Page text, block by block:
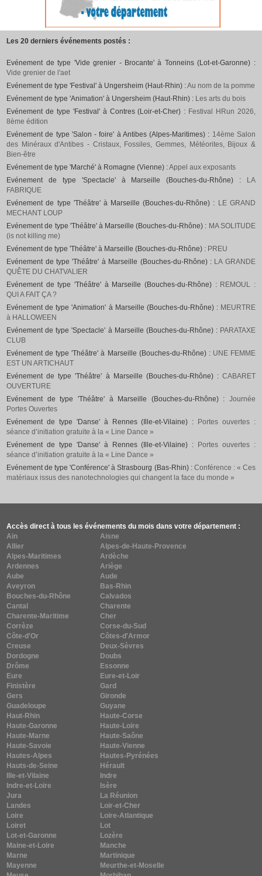
Les 20 derniers événements postés :
Evénement de type 'Vide grenier - Brocante' à Tonneins (Lot-et-Garonne) :
Vide grenier de l'aet
Evénement de type 'Festival' à Ungersheim (Haut-Rhin) :Au nom de la pomme
Evénement de type 'Animation' à Ungersheim (Haut-Rhin) : Les arts du bois
Evénement de type 'Festival' à Contres (Loir-et-Cher) : Festival HRun 2026,
8ème édition
Evénement de type 'Salon - foire' à Antibes (Alpes-Maritimes) : 14ème Salon
des Minéraux d'Antibes - Cristaux, Fossiles, Gemmes, Météorites, Bijoux &
Bien-être
Evénement de type 'Marché' à Romagne (Vienne) :Appel aux exposants
Evénement de type 'Spectacle' à Marseille (Bouches-du-Rhône) :
LA
FABRIQUE
Evénement de type 'Théâtre' à Marseille (Bouches-du-Rhône) : LE GRAND
MECHANT LOUP
Evénement de type 'Théâtre' à Marseille (Bouches-du-Rhône) : MA SOLITUDE
(is not killing me)
Evénement de type 'Théâtre' à Marseille (Bouches-du-Rhône) : PREU
Evénement de type 'Théâtre' à Marseille (Bouches-du-Rhône) : LA GRANDE
QUÊTE DU CHATVALIER
Evénement de type 'Théâtre' à Marseille (Bouches-du-Rhône) : REMOUL :
QUI A FAIT ÇA ?
Evénement de type 'Animation' à Marseille (Bouches-du-Rhône) : MEURTRE
à HALLOWEEN
Evénement de type 'Spectacle' à Marseille (Bouches-du-Rhône) : PARATAXE
CLUB
Evénement de type 'Théâtre' à Marseille (Bouches-du-Rhône) : UNE FEMME
EST UN ARTICHAUT
Evénement de type 'Théâtre' à Marseille (Bouches-du-Rhône) : CABARET
OUVERTURE
Evénement de type 'Théâtre' à Marseille (Bouches-du-Rhône) : Journée
Portes Ouvertes
Evénement de type 'Danse' à Rennes (Ille-et-Vilaine) :
Portes ouvertes :
séance d’initiation gratuite à la « Line Dance »
Evénement de type 'Danse' à Rennes (Ille-et-Vilaine) :
Portes ouvertes :
séance d’initiation gratuite à la « Line Dance »
Evénement de type 'Conférence' à Strasbourg (Bas-Rhin) : Conférence : « Ces
matériaux issus des nanotechnologies qui changent la face du monde »
Accès direct à tous les événements du mois dans votre département :
Ain
Aisne
Allier
Alpes-de-Haute-Provence
Alpes-Maritimes
Ardèche
Ardennes
Ariège
Aube
Aude
Aveyron
Bas-Rhin
Bouches-du-Rhône
Calvados
Cantal
Charente
Charente-Maritime
Cher
Corrèze
Corse-du-Sud
Côte-d'Or
Côtes-d'Armor
Creuse
Deux-Sèvres
Dordogne
Doubs
Drôme
Essonne
Eure
Eure-et-Loir
Finistère
Gard
Gers
Gironde
Guadeloupe
Guyane
Haut-Rhin
Haute-Corse
Haute-Garonne
Haute-Loire
Haute-Marne
Haute-Saône
Haute-Savoie
Haute-Vienne
Hautes-Alpes
Hautes-Pyrénées
Hauts-de-Seine
Hérault
Ille-et-Vilaine
Indre
Indre-et-Loire
Isère
Jura
La Réunion
Landes
Loir-et-Cher
Loire
Loire-Atlantique
Loiret
Lot
Lot-et-Garonne
Lozère
Maine-et-Loire
Manche
Marne
Martinique
Mayenne
Meurthe-et-Moselle